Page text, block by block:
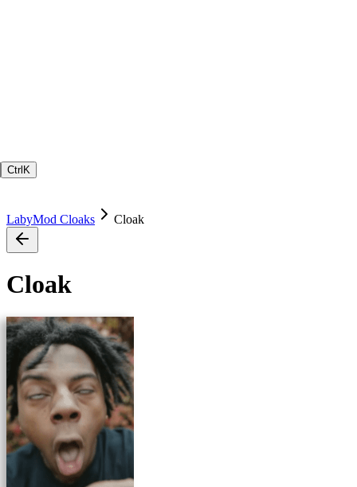
Ctrl K
LabyMod Cloaks Cloak
Cloak